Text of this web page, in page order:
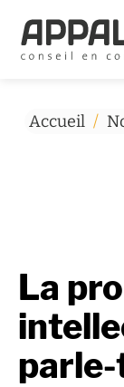
Accueil /
La